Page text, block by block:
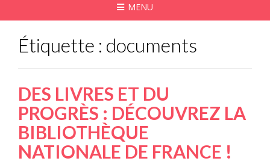
MENU
Étiquette : documents
DES LIVRES ET DU
PROGRÈS : DÉCOUVREZ LA
BIBLIOTHÈQUE
NATIONALE DE FRANCE !